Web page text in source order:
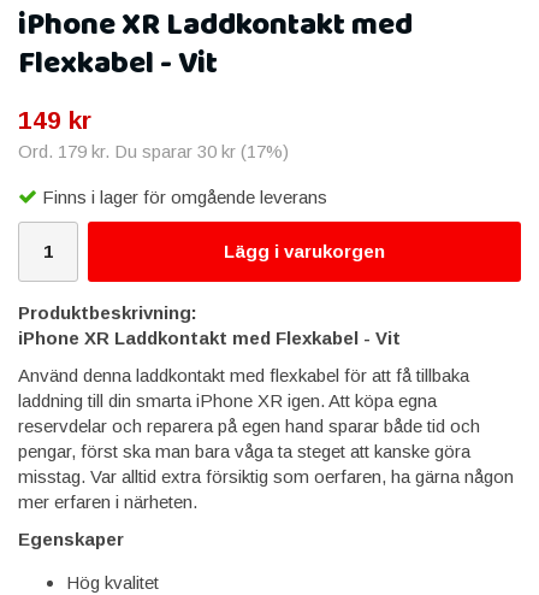
iPhone XR Laddkontakt med
Flexkabel - Vit
149 kr
Ord. 179 kr. Du sparar 30 kr (17%)
Finns i lager för omgående leverans
Lägg i varukorgen
Produktbeskrivning:
iPhone XR Laddkontakt med Flexkabel - Vit
Använd denna laddkontakt med flexkabel för att få tillbaka
laddning till din smarta iPhone XR igen. Att köpa egna
reservdelar och reparera på egen hand sparar både tid och
pengar, först ska man bara våga ta steget att kanske göra
misstag. Var alltid extra försiktig som oerfaren, ha gärna någon
mer erfaren i närheten.
Egenskaper
Hög kvalitet